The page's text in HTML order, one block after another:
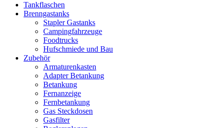
Tankflaschen
Brenngastanks
Stapler Gastanks
Campingfahrzeuge
Foodtrucks
Hufschmiede und Bau
Zubehör
Armaturenkasten
Adapter Betankung
Betankung
Fernanzeige
Fernbetankung
Gas Steckdosen
Gasfilter